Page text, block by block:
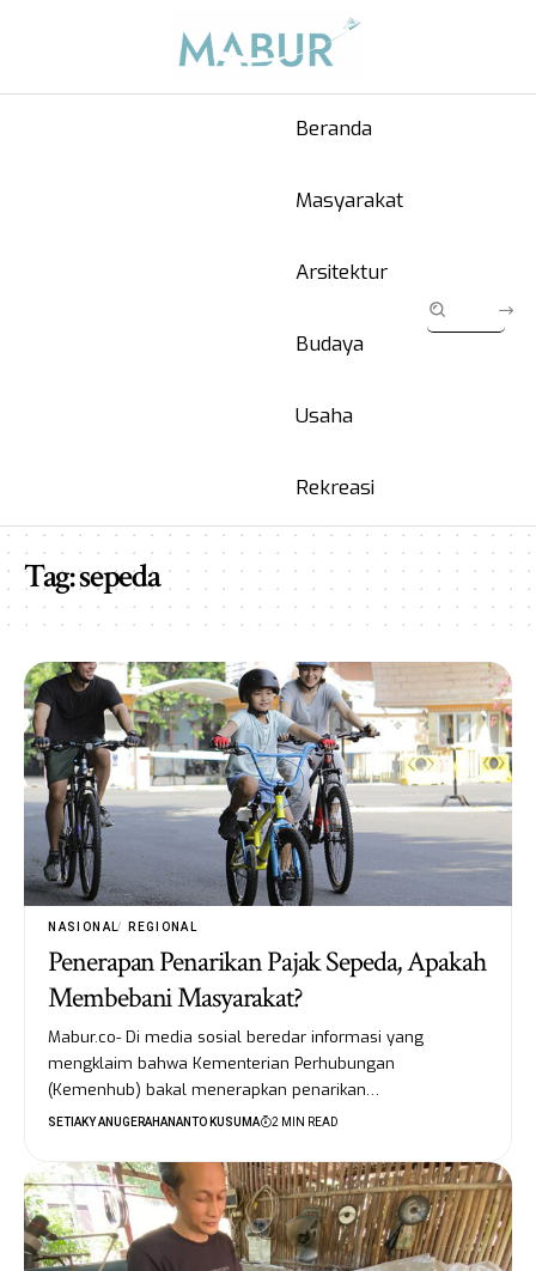
Beranda
Masyarakat
Arsitektur
Budaya
Usaha
Rekreasi
Tag:sepeda
NASIONAL REGIONAL
Penerapan Penarikan Pajak Sepeda, Apakah
Membebani Masyarakat?
Mabur.co- Di media sosial beredar informasi yang
mengklaim bahwa Kementerian Perhubungan
(Kemenhub) bakal menerapkan penarikan…
SETIAKY ANUGERAHANANTO KUSUMA 2 MIN READ